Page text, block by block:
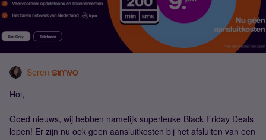
Seren
Hoi,
Goed nieuws, wij hebben namelijk superleuke Black Friday Deals
lopen! Er zijn nu ook geen aansluitkosten bij het afsluiten van een